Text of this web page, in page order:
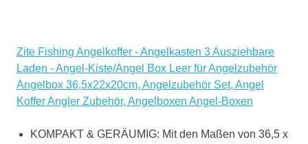
Zite Fishing Angelkoffer - Angelkasten 3 Ausziehbare
Laden - Angel-Kiste/Angel Box Leer für Angelzubehör
Angelbox 36,5x22x20cm, Angelzubehör Set, Angel
Koffer Angler Zubehör, Angelboxen Angel-Boxen
KOMPAKT & GERÄUMIG: Mit den Maßen von 36,5 x